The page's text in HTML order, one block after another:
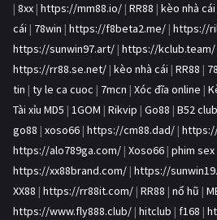
| 8xx | https://mm88.io/ | RR88 | kèo nhà cái
cái | 78win | https://f8beta2.me/ | https://
https://sunwin97.art/ | https://kclub.team/
https://rr88.se.net/ | kèo nhà cái | RR88 |
tin | ty le ca cuoc | 7mcn | Xóc đĩa online |
Tài xỉu MD5 | 1GOM | Rikvip | Go88 | B52 club
go88 | xoso66 | https://cm88.dad/ |
https://alo789ga.com/ | Xoso66 | phim sex
https://xx88brand.com/ | https://
XX88 | https://rr88it.com/ | RR88 | nổ hũ |
https://www.fly888.club/ | hitclub | f168 |